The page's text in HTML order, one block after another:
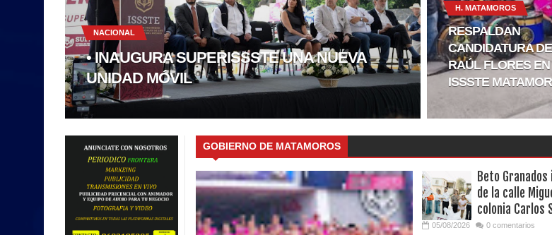
NACIONAL
• INAUGURA SUPERISSSTE UNA NUEVA
UNIDAD MÓVIL
H. MATAMOROS
RESPALDAN
CANDIDATURA DE
RAÚL FLORES
ISSSTE
GOBIERNO DE MATAMOROS
Beto
de la calle
colonia Carlos
05/08/2026 0 comentarios